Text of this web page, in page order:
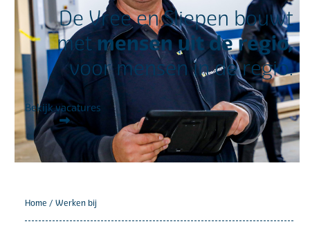
De Vree en Sliepen bouwt
met mensen uit de regio,
voor mensen in de regio.
Bekijk vacatures
Home / Werken bij